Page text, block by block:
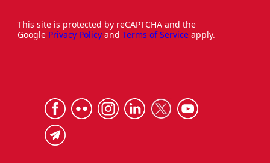
This site is protected by reCAPTCHA and the
Google Privacy Policy and Terms of Service apply.